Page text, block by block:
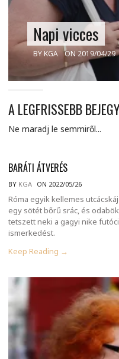
Napi vicces
BYKGA ON 2019/04/29
A LEGFRISSEBB
Ne maradj le semmiről...
BARÁTI ÁTVERÉS
BY KGA ON 2022/05/26
Róma egyik kellemes
egy sötét bőrű srác, és
tetszett neki a gagyi nike
ismerkedést.
Keep Reading →